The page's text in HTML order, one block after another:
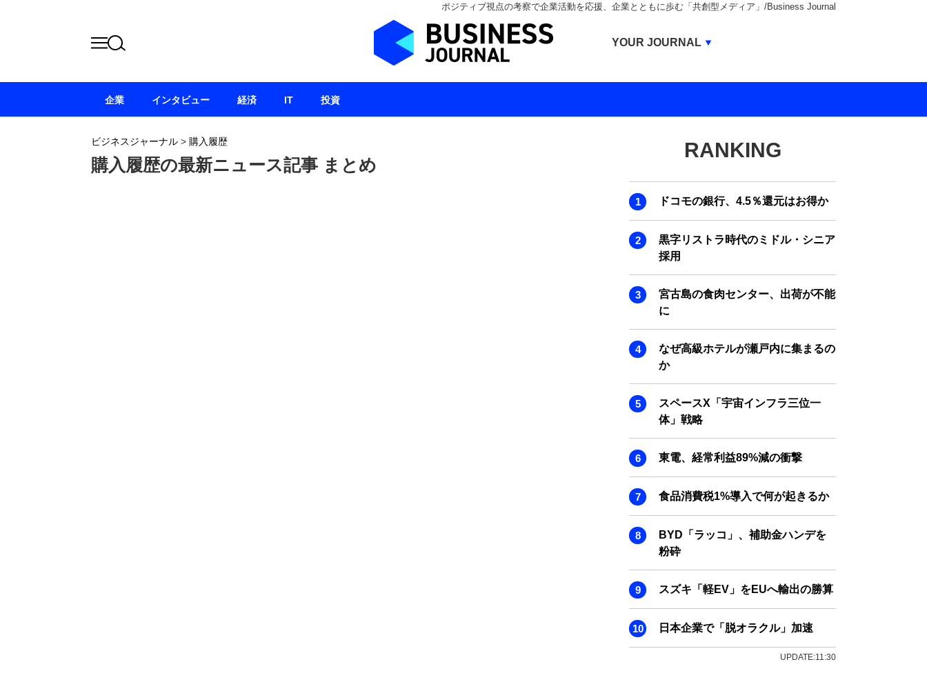
ポジティブ視点の考察で企業活動を応援、企業とともに歩む「共創型メディア」/Business Journal
ビジネスジャーナル > 購入履歴
購入履歴の最新ニュース記事 まとめ
RANKING
ドコモの銀行、4.5％還元はお得か
黒字リストラ時代のミドル・シニア
採用
宮古島の食肉センター、出荷が不能
に
なぜ高級ホテルが瀬戸内に集まるの
か
スペースX「宇宙インフラ三位一
体」戦略
東電、経常利益89%減の衝撃
食品消費税1%導入で何が起きるか
BYD「ラッコ」、補助金ハンデを
粉砕
スズキ「軽EV」をEUへ輸出の勝算
日本企業で「脱オラクル」加速
UPDATE:11:30
企業 インタビュー 経済 IT 投資
YOUR JOURNAL
BUSINESS JOURNAL
IVS JOURNAL
ENERGY MANAGEMENT JOURNAL
INBOUND JOURNAL
LIFE ENDING JOURNAL
AI JOURNAL
REAL ESTATE BROKERAGE JOURNAL
SMART MARKETING JOURNAL
ADOPTABLE DOG JOURNAL